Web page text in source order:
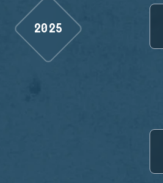
2025